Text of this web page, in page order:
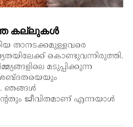
കല്ലുകൾ
താനടക്കമുള്ളവരെ
കൊണ്ടുവന്നിരുത്തി.
മടുപ്പിക്കുന്ന
ഞങ്ങൾ
ജീവിതമാണ് എന്നയാൾ